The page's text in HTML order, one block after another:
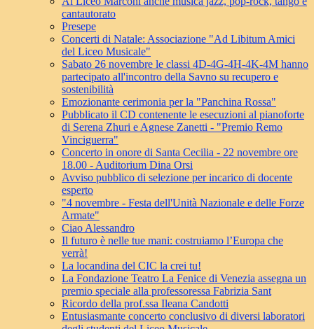
cantautorato
Presepe
Concerti di Natale: Associazione "Ad Libitum Amici
del Liceo Musicale"
Sabato 26 novembre le classi 4D-4G-4H-4K-4M hanno
partecipato all'incontro della Savno su recupero e
sostenibilità
Emozionante cerimonia per la "Panchina Rossa"
Pubblicato il CD contenente le esecuzioni al pianoforte
di Serena Zhuri e Agnese Zanetti - "Premio Remo
Vinciguerra"
Concerto in onore di Santa Cecilia - 22 novembre ore
18.00 - Auditorium Dina Orsi
Avviso pubblico di selezione per incarico di docente
esperto
"4 novembre - Festa dell'Unità Nazionale e delle Forze
Armate"
Ciao Alessandro
Il futuro è nelle tue mani: costruiamo l’Europa che
verrà!
La locandina del CIC la crei tu!
La Fondazione Teatro La Fenice di Venezia assegna un
premio speciale alla professoressa Fabrizia Sant
Ricordo della prof.ssa Ileana Candotti
Entusiasmante concerto conclusivo di diversi laboratori